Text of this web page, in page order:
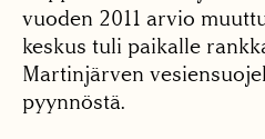
vuoden 2011 arvio
keskus tuli paikalle
Martinjärven
pyynnöstä.